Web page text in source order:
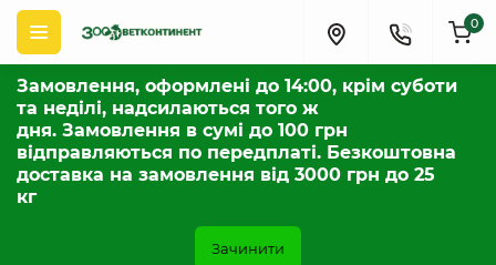
Замовлення, оформлені до 14:00, крім суботи
та неділі, надсилаються того ж
дня. Замовлення в сумі до 100 грн
відправляються по передплаті. Безкоштовна
доставка на замовлення від 3000 грн до 25
кг
Зачинити
0